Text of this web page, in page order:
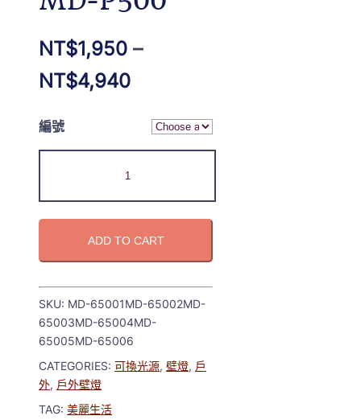
NT$1,950 –
NT$4,940
編號
ADD TO CART
SKU: MD-65001MD-65002MD-
65003MD-65004MD-
65005MD-65006
CATEGORIES: 可換光源, 壁燈, 戶
外, 戶外壁燈
TAG: 美麗生活